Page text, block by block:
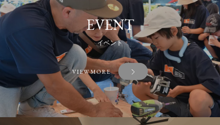
EVENT
イベント
VIEW MORE